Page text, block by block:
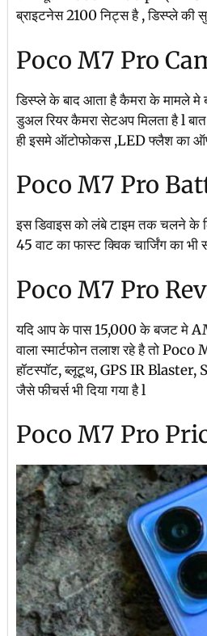
ब्राइटनेस 2100 निट्स है , डिस्प्ले की
Poco M7 Pro
डिस्प्ले के बाद आता है कैमरा के मामले
डुअल रियर कैमरा सेटअप मिलता है l
ही इसमे ऑटोफोकस ,LED फ्लैश का
Poco M7 Pro
इस डिवाइस को लंबे टाइम तक चलने के
45 वाट का फास्ट क्विक चार्जिंग का
Poco M7 Pro
यदि आप के पास 15,000 के बजट मे
वाला स्मार्टफोन तलाश रहे है तो
हॉटस्पॉट, ब्लूटूथ, GPS IR
जैसे फीचर्स भी दिया गया है l
Poco M7 Pro